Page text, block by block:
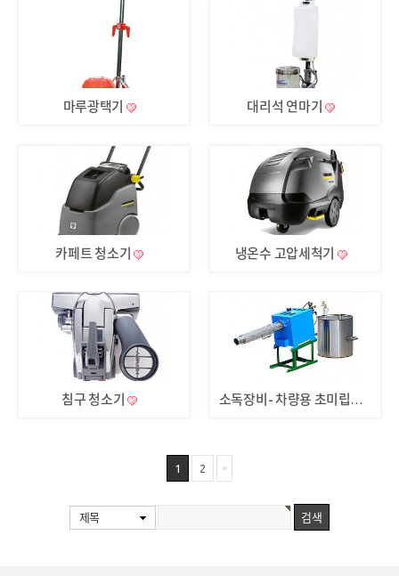
마루광택기 대리석 연마기
카페트 청소기 냉온수 고압세척기
침구 청소기 소독장비- 차량용 초미립자 살포기(연막기)
1 2
제목